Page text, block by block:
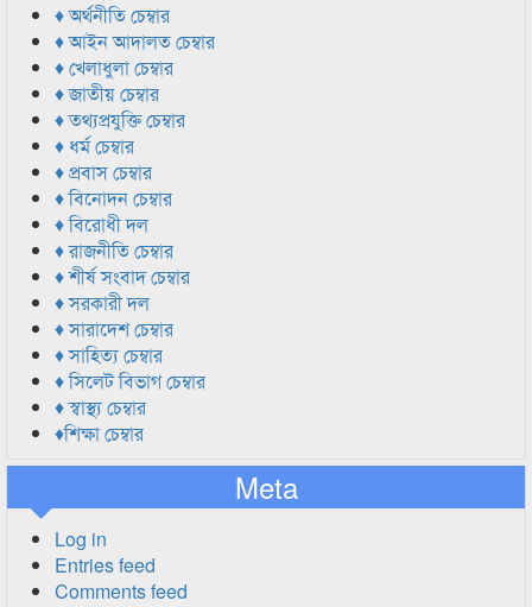
♦ অর্থনীতি চেম্বার
♦ আইন আদালত চেম্বার
♦ খেলাধুলা চেম্বার
♦ জাতীয় চেম্বার
♦ তথ্যপ্রযুক্তি চেম্বার
♦ ধর্ম চেম্বার
♦ প্রবাস চেম্বার
♦ বিনোদন চেম্বার
♦ বিরোধী দল
♦ রাজনীতি চেম্বার
♦ শীর্ষ সংবাদ চেম্বার
♦ সরকারী দল
♦ সারাদেশ চেম্বার
♦ সাহিত্য চেম্বার
♦ সিলেট বিভাগ চেম্বার
♦ স্বাস্থ্য চেম্বার
♦শিক্ষা চেম্বার
Meta
Log in
Entries feed
Comments feed